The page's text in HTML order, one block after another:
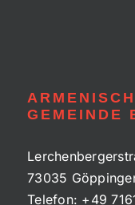
GEMEINDE
73035
Telefon: +49